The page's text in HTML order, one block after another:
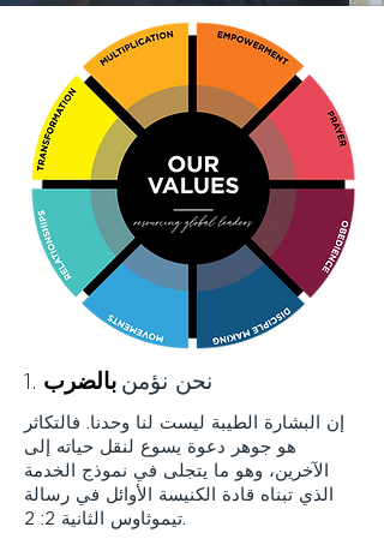
1. نحن نؤمن بالضرب
إن البشارة الطيبة ليست لنا وحدنا. فالتكاثر
هو جوهر دعوة يسوع لنقل حياته إلى
الآخرين، وهو ما يتجلى في نموذج الخدمة
الذي تبناه قادة الكنيسة الأوائل في رسالة
تيموثاوس الثانية 2: 2.